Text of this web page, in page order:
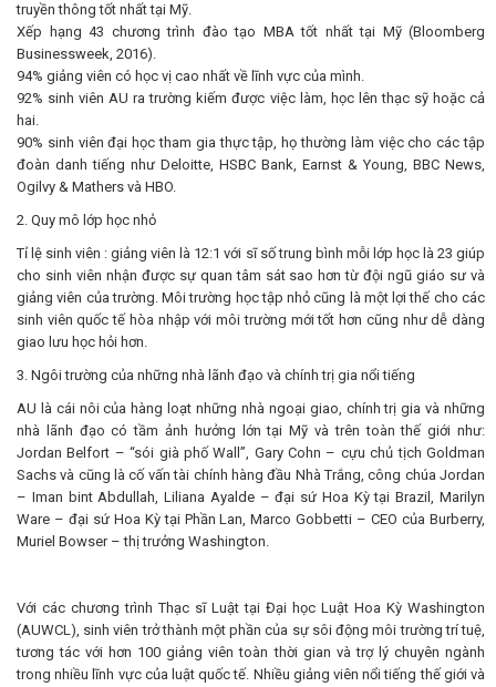
truyền thông tốt nhất tại Mỹ.
Xếp hạng 43 chương trình đào tạo MBA tốt nhất tại Mỹ (Bloomberg
Businessweek, 2016).
94% giảng viên có học vị cao nhất về lĩnh vực của mình.
92% sinh viên AU ra trường kiếm được việc làm, học lên thạc sỹ hoặc cả
hai.
90% sinh viên đại học tham gia thực tập, họ thường làm việc cho các tập
đoàn danh tiếng như Deloitte, HSBC Bank, Earnst & Young, BBC News,
Ogilvy & Mathers và HBO.
2. Quy mô lớp học nhỏ
Tỉ lệ sinh viên : giảng viên là 12:1 với sĩ số trung bình mỗi lớp học là 23 giúp
cho sinh viên nhận được sự quan tâm sát sao hơn từ đội ngũ giáo sư và
giảng viên của trường. Môi trường học tập nhỏ cũng là một lợi thế cho các
sinh viên quốc tế hòa nhập với môi trường mới tốt hơn cũng như dễ dàng
giao lưu học hỏi hơn.
3. Ngôi trường của những nhà lãnh đạo và chính trị gia nổi tiếng
AU là cái nôi của hàng loạt những nhà ngoại giao, chính trị gia và những
nhà lãnh đạo có tầm ảnh hưởng lớn tại Mỹ và trên toàn thế giới như:
Jordan Belfort – “sói già phố Wall”, Gary Cohn – cựu chủ tịch Goldman
Sachs và cũng là cố vấn tài chính hàng đầu Nhà Trắng, công chúa Jordan
– Iman bint Abdullah, Liliana Ayalde – đại sứ Hoa Kỳ tại Brazil, Marilyn
Ware – đại sứ Hoa Kỳ tại Phần Lan, Marco Gobbetti – CEO của Burberry,
Muriel Bowser – thị trưởng Washington.
Với các chương trình Thạc sĩ Luật tại Đại học Luật Hoa Kỳ Washington
(AUWCL), sinh viên trở thành một phần của sự sôi động môi trường trí tuệ,
tương tác với hơn 100 giảng viên toàn thời gian và trợ lý chuyên ngành
trong nhiều lĩnh vực của luật quốc tế. Nhiều giảng viên nổi tiếng thế giới và